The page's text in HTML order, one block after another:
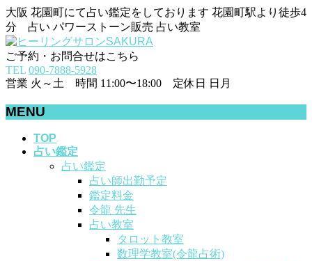
大阪 花園町にて占い鑑定をしております 花園町駅より徒歩4
分 占い パワーストーン販売 占い教室
ご予約・お問合せはこちら
TEL 090-7888-5928
営業 火～土 時間 11:00〜18:00 定休日 日月
MENU
TOP
占い鑑定
占い鑑定
占い師出勤予定
鑑定料金
令龍 先生
占い教室
タロット教室
数理学教室(令龍占術)